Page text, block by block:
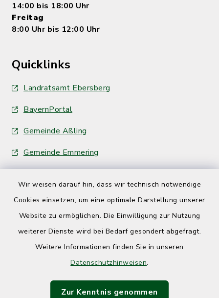
Wir weisen darauf hin, dass wir technisch notwendige
Cookies einsetzen, um eine optimale Darstellung unserer
Website zu ermöglichen. Die Einwilligung zur Nutzung
weiterer Dienste wird bei Bedarf gesondert abgefragt.
Weitere Informationen finden Sie in unseren
Datenschutzhinweisen.
Zur Kenntnis genommen
14:00 bis 18:00 Uhr
Freitag
8:00 Uhr bis 12:00 Uhr
Quicklinks
Landratsamt Ebersberg
BayernPortal
Gemeinde Aßling
Gemeinde Emmering
Barrierefreiheit